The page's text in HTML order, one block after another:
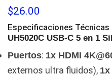
$26.00
Especificaciones Técnicas
UH5020C USB-C 5 en 1
Puertos: 1x HDMI
externos ultra fluidos), 1x